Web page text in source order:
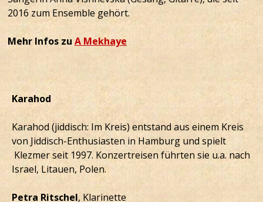
2016 zum Ensemble gehört.
Mehr Infos zu A Mekhaye
Karahod
Karahod (jiddisch: Im Kreis) entstand aus einem Kreis
von Jiddisch-Enthusiasten in Hamburg und spielt
Klezmer seit 1997. Konzertreisen führten sie u.a. nach
Israel, Litauen, Polen.
Petra Ritschel, Klarinette